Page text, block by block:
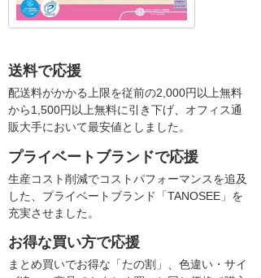
送料で応援
配送料がかかる上限を従前の2,000円以上無料
から1,500円以上無料に引き下げ、オフィス通
販大手において最安値としました。
プライベートブランドで応援
生産コスト削減でコストパフォーマンスを追及
した、プライベートブランド「TANOSEE」を
充実させました。
お得な買い方で応援
まとめ買いでお得な「たの割」、色違い・サイ